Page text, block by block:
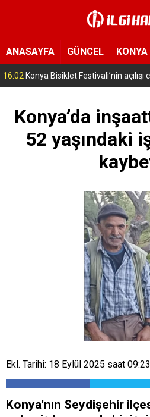
ANASAYFA GÜNCEL KONYA
15:11 Konya’da zabıta ve polis sahada! Toplu taşıma araçları
Konya’da
52 yaşındaki
Ekl. Tarihi: 18 Eylül 2025 saat 09:23
Konya'nın Seydişehir